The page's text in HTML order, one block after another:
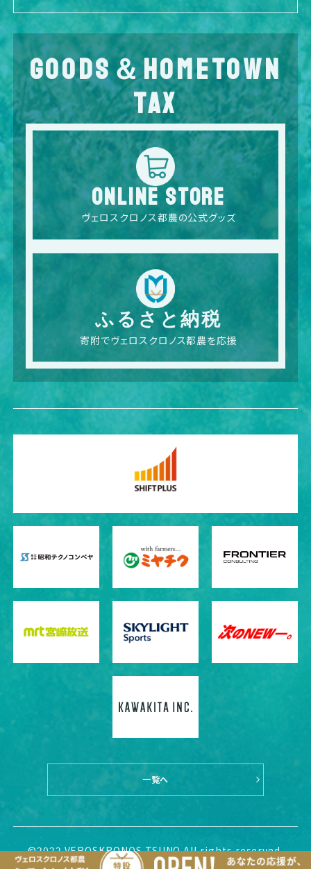
GOODS＆HOMETOWN
TAX
ONLINE STORE
ヴェロスクロノス都農の公式グッズ
ふるさと納税
寄附でヴェロスクロノス都農を応援
一覧へ
©2022 VEROSKRONOS TSUNO All rights reserved.